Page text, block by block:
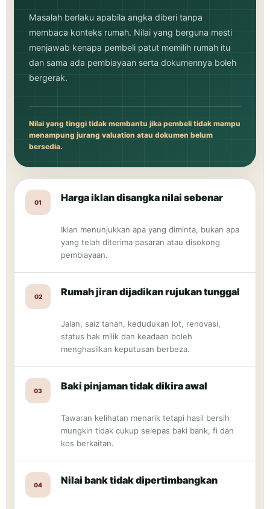
Masalah berlaku apabila angka diberi tanpa
membaca konteks rumah. Nilai yang berguna mesti
menjawab kenapa pembeli patut memilih rumah itu
dan sama ada pembiayaan serta dokumennya boleh
bergerak.
Nilai yang tinggi tidak membantu jika pembeli tidak mampu
menampung jurang valuation atau dokumen belum
bersedia.
01 Harga iklan disangka nilai sebenar
Iklan menunjukkan apa yang diminta, bukan apa
yang telah diterima pasaran atau disokong
pembiayaan.
02 Rumah jiran dijadikan rujukan tunggal
Jalan, saiz tanah, kedudukan lot, renovasi,
status hak milik dan keadaan boleh
menghasilkan keputusan berbeza.
03 Baki pinjaman tidak dikira awal
Tawaran kelihatan menarik tetapi hasil bersih
mungkin tidak cukup selepas baki bank, fi dan
kos berkaitan.
04 Nilai bank tidak dipertimbangkan